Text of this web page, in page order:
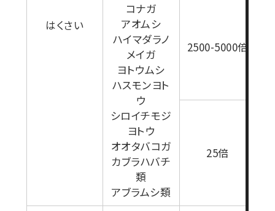
はくさい
コナガ
アオムシ
ハイマダラノ
メイガ
ヨトウムシ
ハスモンヨト
ウ
シロイチモジ
ヨトウ
オオタバコガ
カブラハバチ
類
アブラムシ類
2500-5000倍
25倍